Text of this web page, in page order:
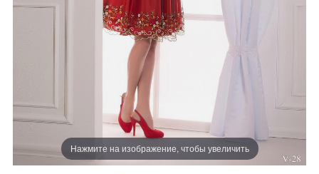
Нажмите на изображение, чтобы увеличить